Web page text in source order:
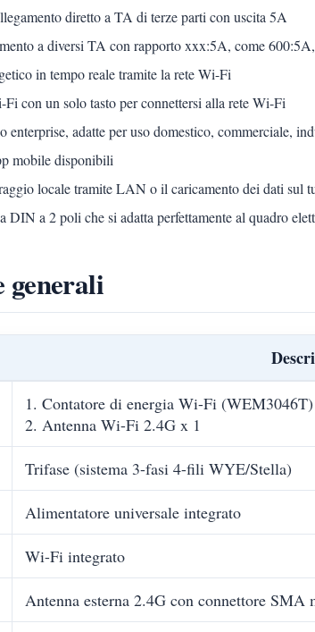
diretto a TA di terze parti con uscita 5A
a diversi TA con rapporto xxx:5A, come
in tempo reale tramite la rete Wi-Fi
con un solo tasto per connettersi alla rete Wi-Fi
enterprise, adatte per uso domestico, commerciale,
mobile disponibili
locale tramite LAN o il caricamento dei dati sul
DIN a 2 poli che si adatta perfettamente al quadro
generali
1. Contatore di energia Wi-Fi
2. Antenna Wi-Fi 2.4G x 1
Trifase (sistema 3-fasi 4-fili WYE/Stella)
Alimentatore universale integrato
Wi-Fi integrato
Antenna esterna 2.4G con connettore SMA